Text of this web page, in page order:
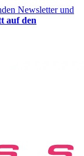
Newsletter und
auf den